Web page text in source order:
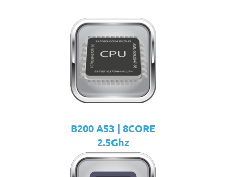
B200 A53 | 8CORE
2.5Ghz